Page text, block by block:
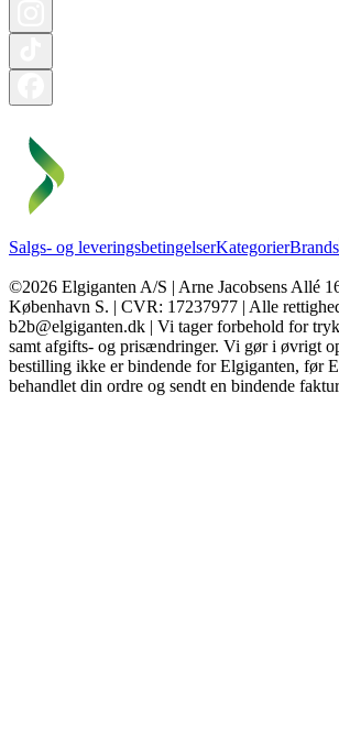
Salgs- og leveringsbetingelserKategorierBrands
©2026 Elgiganten A/S | Arne Jacobsens Allé
København S. | CVR: 17237977 | Alle
b2b@elgiganten.dk | Vi tager forbehold for
samt afgifts- og prisændringer. Vi gør i øvrigt
bestilling ikke er bindende for Elgiganten, før
behandlet din ordre og sendt en bindende